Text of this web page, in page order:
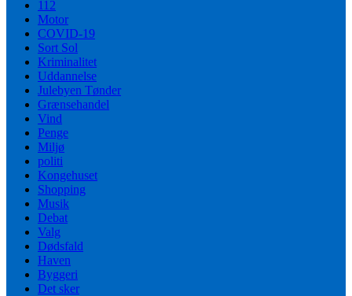
112
Motor
COVID-19
Sort Sol
Kriminalitet
Uddannelse
Julebyen Tønder
Grænsehandel
Vind
Penge
Miljø
politi
Kongehuset
Shopping
Musik
Debat
Valg
Dødsfald
Haven
Byggeri
Det sker